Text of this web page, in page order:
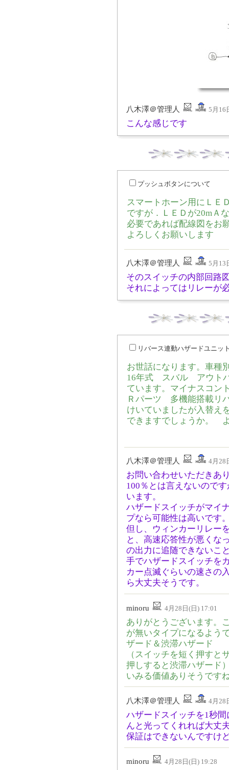
八木澤＠管理人 5月16
こんな感じです
プッシュボタンについて
スマートホーン用にＬＥ
ですが．ＬＥＤが20mＡ
必要であれば配線図をお
よろしくお願いします
八木澤＠管理人 5月13
そのスイッチの内部回路
それによってはリレーが
リバース連動ハザードユニッ
お世話になります。車種
16年式 スバル アウトバ
ています。マイナスコン
Ｒパーツ 多機能搭載リ
けいていましたが入替
できますでしょうか。
八木澤＠管理人 4月28
お問い合わせいただきあ
100％とは言えないので
います。
ハザードスイッチがマイ
プなら可能性は高いです
但し、ウィンカーリレー
と、高速応答性が悪くな
の出力に追随できないこ
手でハザードスイッチを
カー点滅ぐらいの速さの
ら大丈夫そうです。
minoru 4月28日(日) 17:01
ありがとうございます。
が無いタイプになるよう
ザード＆渋滞ハザード
（スイッチを短く押すと
押しすると渋滞ハザード
いみる価値ありそうです
八木澤＠管理人 4月28
ハザードスイッチを1秒
んと光ってくれれば大丈
保証はできないんですけ
minoru 4月28日(日) 19:28